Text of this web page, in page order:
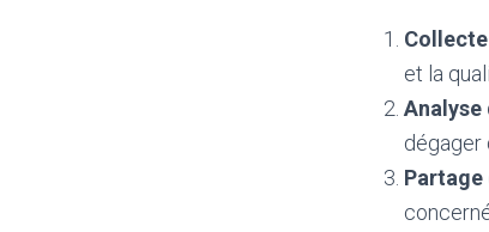
et la
Analyse
dégager
Partage